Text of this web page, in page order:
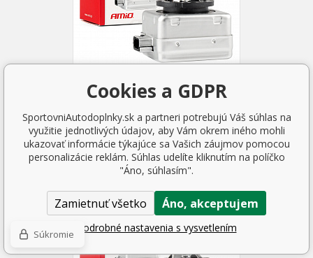
Xenónová žiarovka výbojka
xenón D1S 35W 4300K AMiO
BASIC
12.48 EUR
SKLADOM 2 KS
Cookies a GDPR
SportovniAutodoplnky.sk a partneri potrebujú Váš súhlas na
využitie jednotlivých údajov, aby Vám okrem iného mohli
ukazovať informácie týkajúce sa Vašich záujmov pomocou
personalizácie reklám. Súhlas udelíte kliknutím na políčko
"Áno, súhlasím".
Zamietnuť všetko Áno, akceptujem
Podrobné nastavenia s vysvetlením
Súkromie